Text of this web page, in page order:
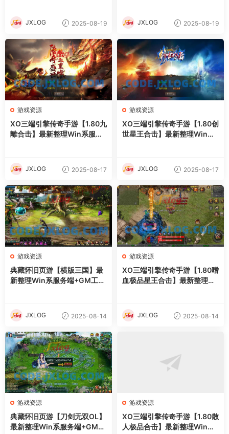
JXLOG 2025-08-19 JXLOG 2025-08-19
游戏资源
XO三端引擎传奇手游【1.80九
離合击】最新整理Win系服务
JXLOG 2025-08-17
游戏资源
XO三端引擎传奇手游【1.80创
世星王合击】最新整理Win系
JXLOG 2025-08-17
游戏资源
典藏怀旧页游【横版三国】最
新整理Win系服务端+GM工具
JXLOG 2025-08-14
游戏资源
XO三端引擎传奇手游【1.80嗜
血极品星王合击】最新整理Wi
JXLOG 2025-08-14
游戏资源
典藏怀旧页游【刀剑无双OL】
最新整理Win系服务端+GM工
游戏资源
XO三端引擎传奇手游【1.80散
人极品合击】最新整理Win系